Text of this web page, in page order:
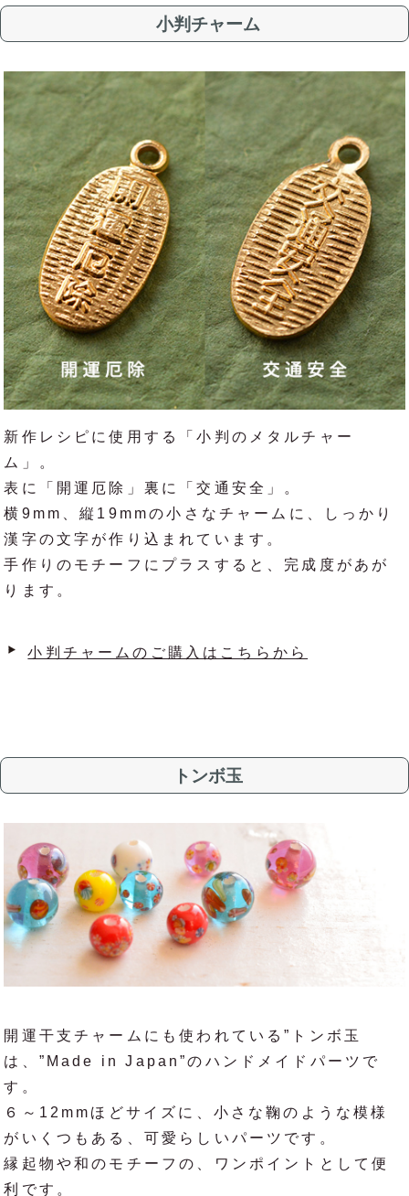
小判チャーム
新作レシピに使用する「小判のメタルチャー
ム」。
表に「開運厄除」裏に「交通安全」。
横9mm、縦19mmの小さなチャームに、しっかり
漢字の文字が作り込まれています。
手作りのモチーフにプラスすると、完成度があが
ります。
小判チャームのご購入はこちらから
トンボ玉
開運干支チャームにも使われている”トンボ玉
は、”Made in Japan”のハンドメイドパーツで
す。
６～12mmほどサイズに、小さな鞠のような模様
がいくつもある、可愛らしいパーツです。
縁起物や和のモチーフの、ワンポイントとして便
利です。